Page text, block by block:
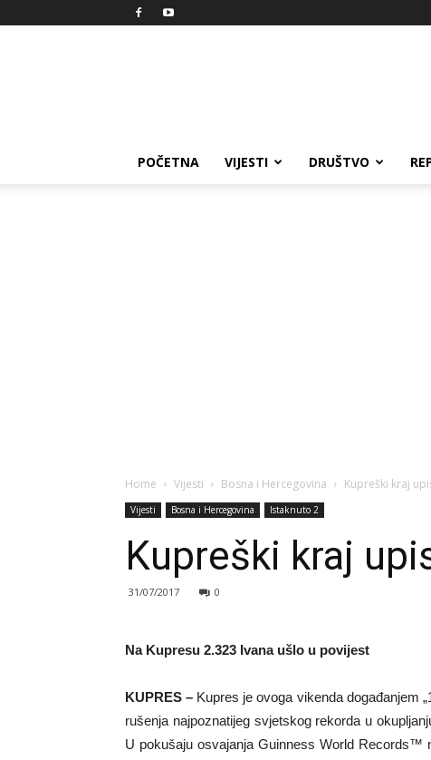
POČETNA VIJESTI DRUŠTVO
Home Vijesti Bosna i Hercegovina Kupreški kraj
Vijesti Bosna i Hercegovina Istaknuto 2
Kupreški kraj
31/07/2017 0
Na Kupresu 2.323 Ivana ušlo u povijest
KUPRES – Kupres je ovoga vikenda događanjem
rušenja najpoznatijeg svjetskog rekorda u
U pokušaju osvajanja Guinness World Records™